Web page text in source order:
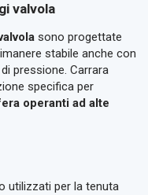
valvola
sono progettate
stabile anche con
pressione. Carrara
specifica per
operanti ad alte
utilizzati per la tenuta